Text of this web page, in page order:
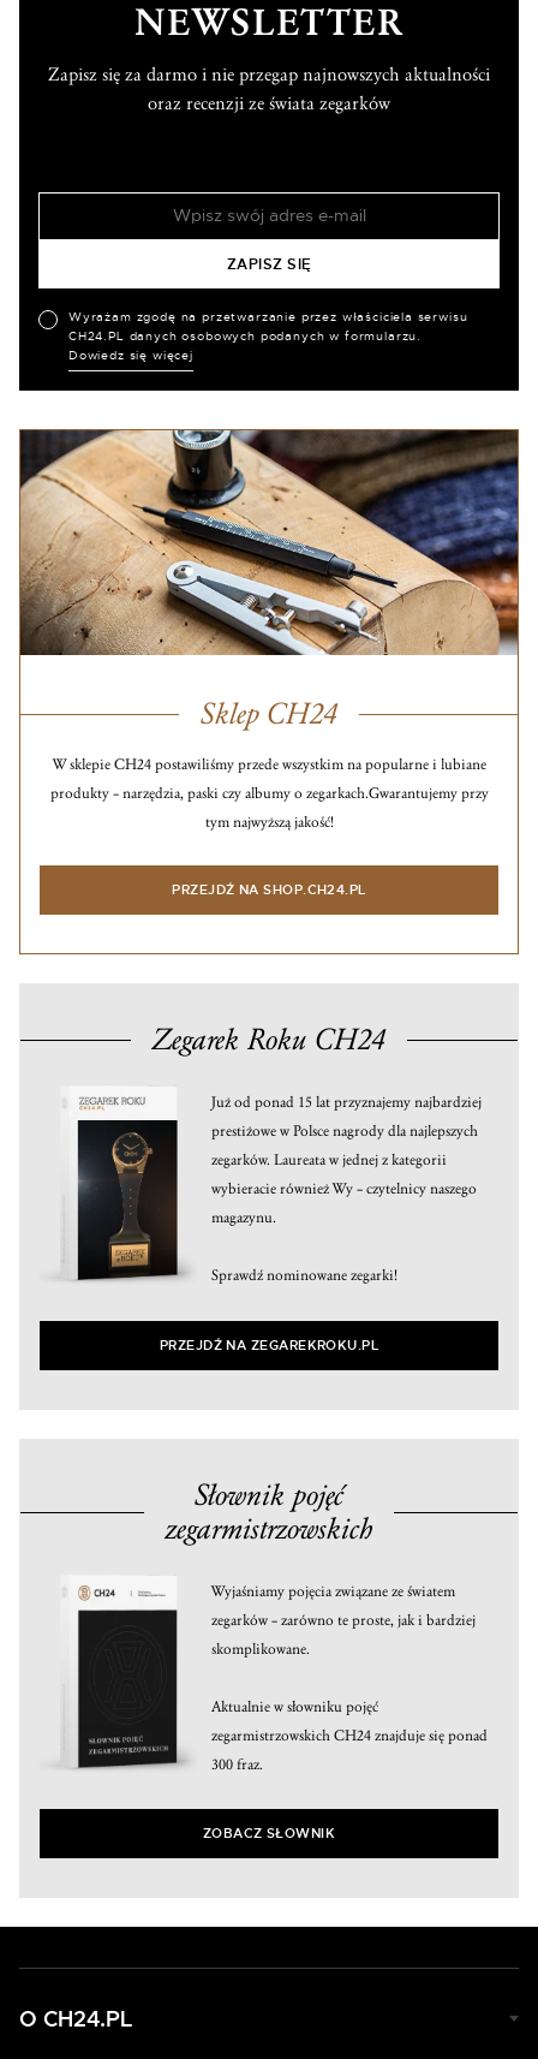
NEWSLETTER
Zapisz się za darmo i nie przegap najnowszych aktualności
oraz recenzji ze świata zegarków
Wyrażam zgodę na przetwarzanie przez właściciela serwisu
CH24.PL danych osobowych podanych w formularzu.
Dowiedz się więcej
Sklep CH24
W sklepie CH24 postawiliśmy przede wszystkim na popularne i lubiane
produkty – narzędzia, paski czy albumy o zegarkach.Gwarantujemy przy
tym najwyższą jakość!
PRZEJDŹ NA SHOP.CH24.PL
Zegarek Roku CH24
Już od ponad 15 lat przyznajemy najbardziej
prestiżowe w Polsce nagrody dla najlepszych
zegarków. Laureata w jednej z kategorii
wybieracie również Wy – czytelnicy naszego
magazynu.
Sprawdź nominowane zegarki!
PRZEJDŹ NA ZEGAREKROKU.PL
Słownik pojęć
zegarmistrzowskich
Wyjaśniamy pojęcia związane ze światem
zegarków – zarówno te proste, jak i bardziej
skomplikowane.
Aktualnie w słowniku pojęć
zegarmistrzowskich CH24 znajduje się ponad
300 fraz.
ZOBACZ SŁOWNIK
O CH24.PL